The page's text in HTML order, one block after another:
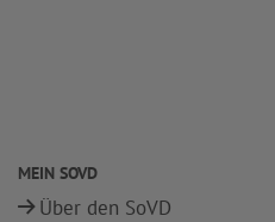
MEIN SOVD
Über den SoVD